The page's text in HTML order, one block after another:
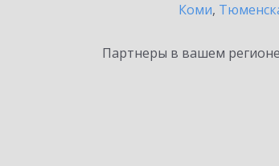
Коми,
Партнеры в вашем